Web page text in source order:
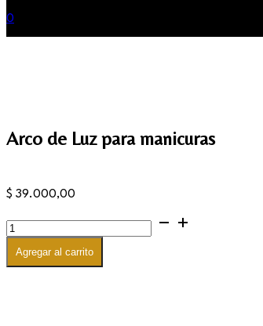
0
Arco de Luz para manicuras
$ 39.000,00
Arco
de
Luz
para
manicuras
Agregar al carrito